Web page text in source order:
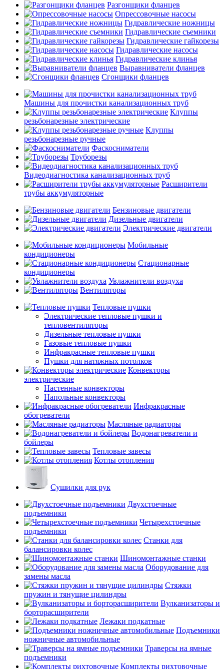
Разгонщики фланцев
Опрессовочные насосы
Гидравлические ножницы
Гидравлические съемники
Гидравлические гайкорезы
Гидравлические насосы
Гидравлические клинья
Выравниватели фланцев
Сгонщики фланцев
Машины для прочистки канализационных труб
Клуппы
резьбонарезные электрические
Клуппы
резьбонарезные ручные
Фаскосниматели
Труборезы
Видеодиагностика канализационных труб
Расширители
трубы аккумуляторные
Бензиновые двигатели
Дизельные двигатели
Электрические двигатели
Мобильные
кондиционеры
Стационарные
кондиционеры
Увлажнители воздуха
Вентиляторы
Тепловые пушки
Электрические тепловые пушки и
тепловентиляторы
Дизельные тепловые пушки
Газовые тепловые пушки
Инфракрасные тепловые пушки
Пушки для натяжных потолков
Конвекторы
электрические
Настенные конвекторы
Напольные конвекторы
Инфракрасные
обогреватели
Масляные радиаторы
Водонагреватели и
бойлеры
Тепловые завесы
Котлы отопления
Сушилки для рук
Двухстоечные
подъемники
Четырехстоечные
подъемники
Станки для
балансировки колес
Шиномонтажные станки
Оборудование для
замены масла
Стяжки
пружин и тянущие цилиндры
Вулканизаторы и
борторасширители
Лежаки подкатные
Подъемники
ножничные автомобильные
Траверсы на ямные
подъемники
Комплекты рихтовочные